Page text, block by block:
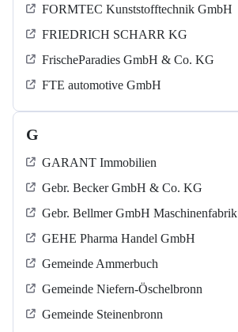
FORMTEC Kunststofftechnik GmbH
FRIEDRICH SCHARR KG
FrischeParadies GmbH & Co. KG
FTE automotive GmbH
G
GARANT Immobilien
Gebr. Becker GmbH & Co. KG
Gebr. Bellmer GmbH Maschinenfabrik
GEHE Pharma Handel GmbH
Gemeinde Ammerbuch
Gemeinde Niefern-Öschelbronn
Gemeinde Steinenbronn